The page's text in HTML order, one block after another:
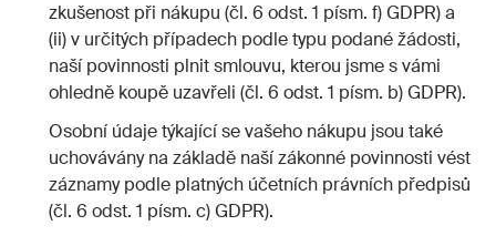
zkušenost při nákupu (čl. 6 odst. 1 písm. f) GDPR) a
(ii) v určitých případech podle typu podané žádosti,
naší povinnosti plnit smlouvu, kterou jsme s vámi
ohledně koupě uzavřeli (čl. 6 odst. 1 písm. b) GDPR).
Osobní údaje týkající se vašeho nákupu jsou také
uchovávány na základě naší zákonné povinnosti vést
záznamy podle platných účetních právních předpisů
(čl. 6 odst. 1 písm. c) GDPR).